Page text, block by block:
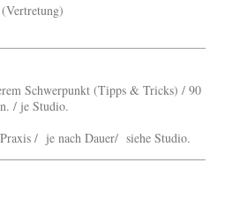
Schwerpunkt (Tipps & Tricks) / 90
/ je Studio.
/ je nach Dauer/ siehe Studio.